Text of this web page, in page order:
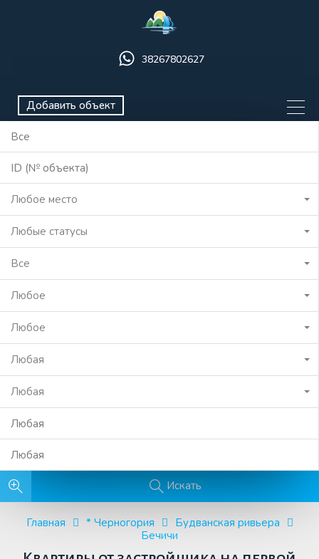
38267802627
Добавить объект
Любое место
Любые статусы
Все
Любое
Любое
Любая
Любая
Искать
Главная * Черногория
Будванская ривьера
Бечичи